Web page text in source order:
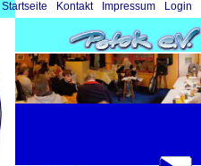
Navigation
überspringen
Login
Impressum
Kontakt
Startseite